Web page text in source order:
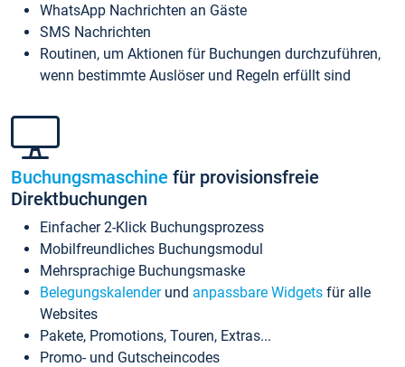
WhatsApp Nachrichten an Gäste
SMS Nachrichten
Routinen, um Aktionen für Buchungen durchzuführen,
wenn bestimmte Auslöser und Regeln erfüllt sind
Buchungsmaschine für provisionsfreie
Direktbuchungen
Einfacher 2-Klick Buchungsprozess
Mobilfreundliches Buchungsmodul
Mehrsprachige Buchungsmaske
Belegungskalenderund anpassbare Widgets für alle
Websites
Pakete, Promotions, Touren, Extras...
Promo- und Gutscheincodes